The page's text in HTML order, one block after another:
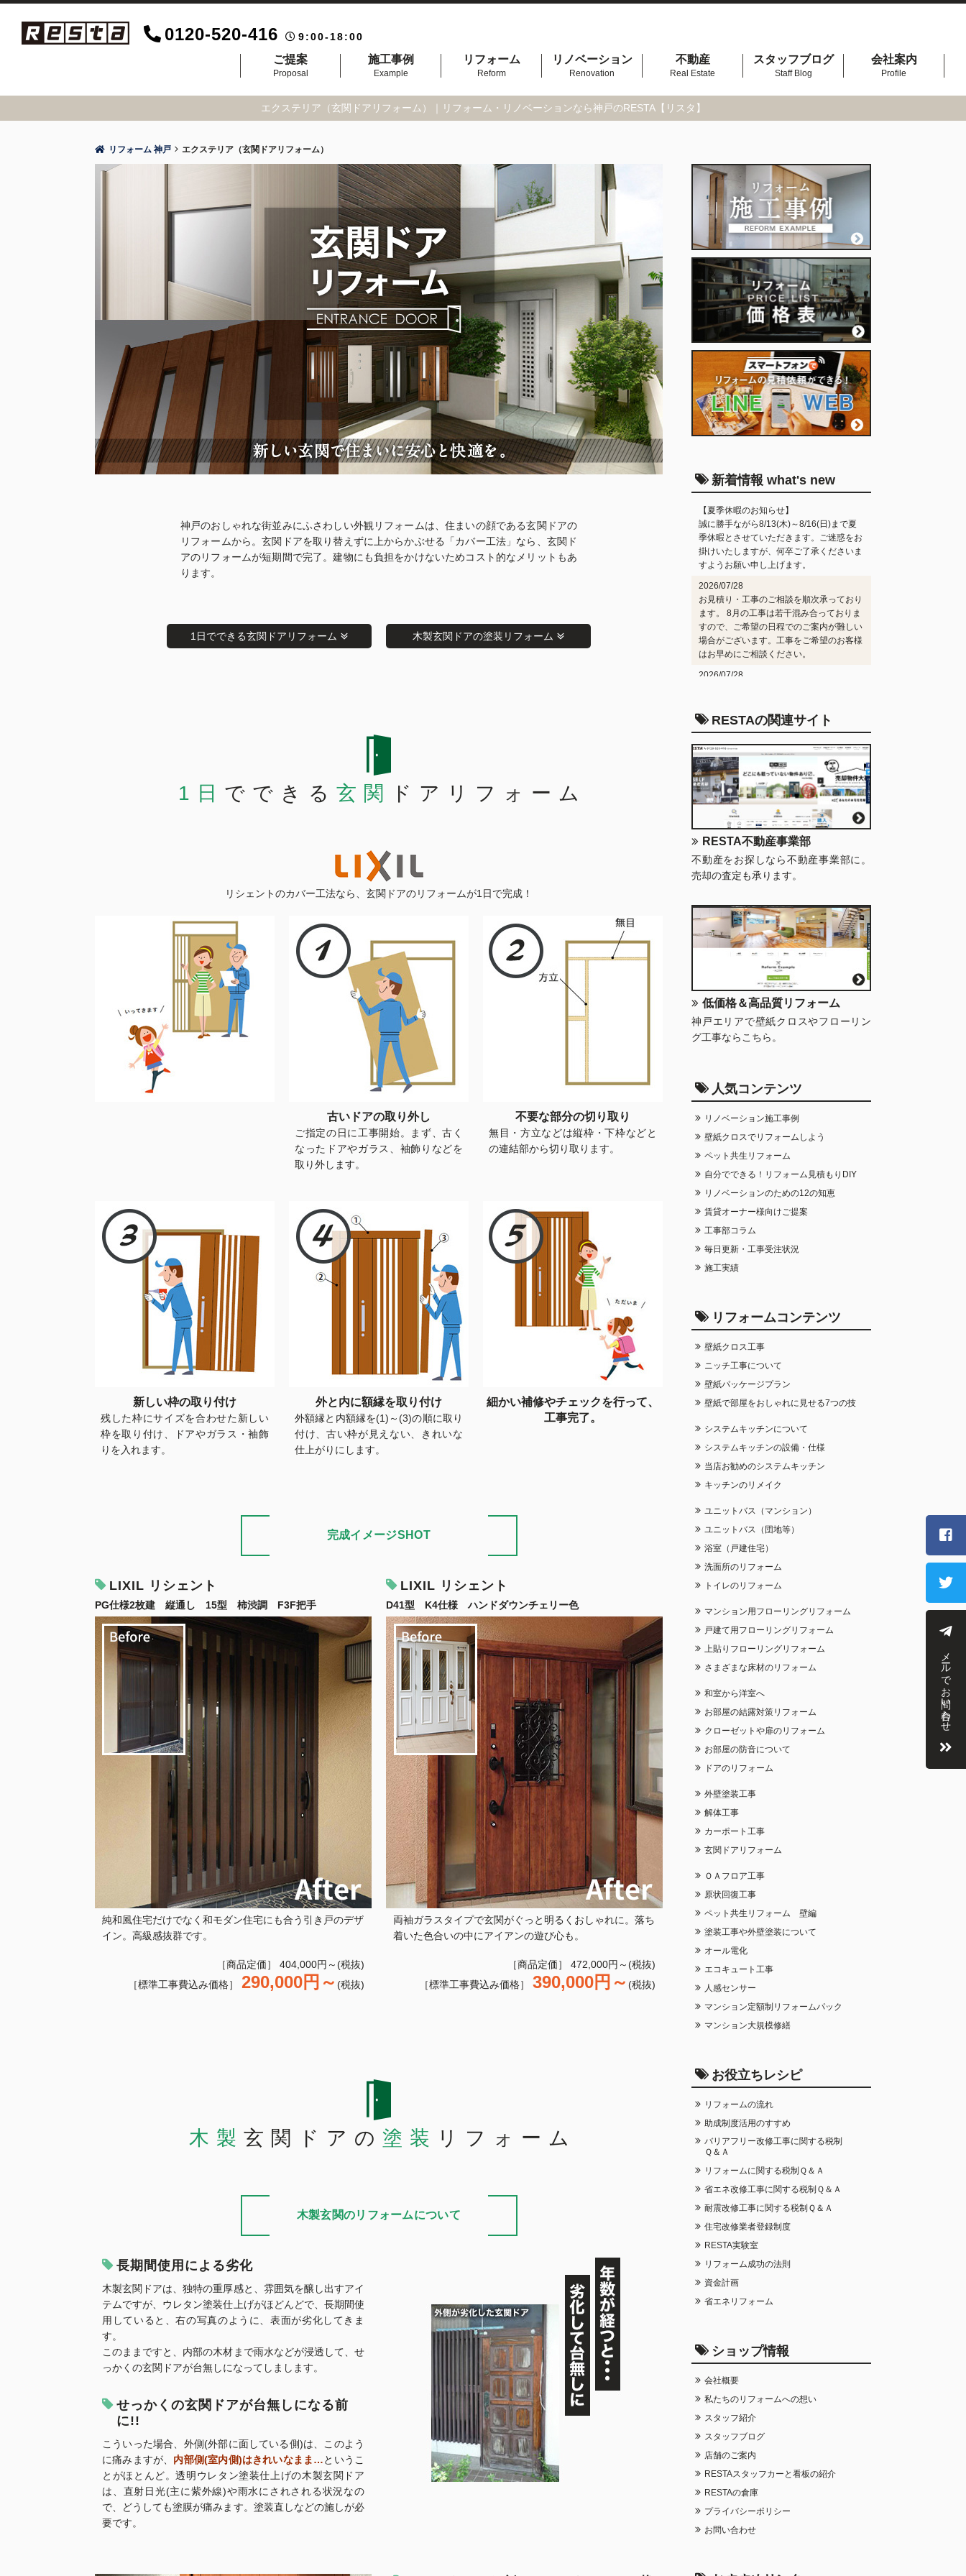
0120-520-416 9:00-18:00
ご提案
Proposal
施工事例
Example
リフォーム
Reform
リノベーション
Renovation
不動産
Real Estate
スタッフブログ
Staff Blog
会社案内
Profile
エクステリア（玄関ドアリフォーム）｜リフォーム・リノベーションなら神戸のRESTA【リスタ】
リフォーム 神戸 エクステリア（玄関ドアリフォーム）
神戸のおしゃれな街並みにふさわしい外観リフォームは、住まいの顔である玄関ドアの
リフォームから。玄関ドアを取り替えずに上からかぶせる「カバー工法」なら、玄関ド
アのリフォームが短期間で完了。建物にも負担をかけないためコスト的なメリットもあ
ります。
1日でできる玄関ドアリフォーム 木製玄関ドアの塗装リフォーム
1日 でできる 玄関 ドアリフォーム
リシェントのカバー工法なら、玄関ドアのリフォームが1日で完成！
古いドアの取り外し
ご指定の日に工事開始。まず、古く
なったドアやガラス、袖飾りなどを
取り外します。
不要な部分の切り取り
無目・方立などは縦枠・下枠などと
の連結部から切り取ります。
新しい枠の取り付け
残した枠にサイズを合わせた新しい
枠を取り付け、ドアやガラス・袖飾
りを入れます。
外と内に額縁を取り付け
外額縁と内額縁を(1)～(3)の順に取り
付け、古い枠が見えない、きれいな
仕上がりにします。
細かい補修やチェックを行って、
工事完了。
完成イメージSHOT
LIXIL リシェント
PG仕様2枚建 縦通し 15型 柿渋調 F3F把手
純和風住宅だけでなく和モダン住宅にも合う引き戸のデザ
イン。高級感抜群です。
［商品定価］ 404,000円～(税抜)
［標準工事費込み価格］ 290,000円～ (税抜)
LIXIL リシェント
D41型 K4仕様 ハンドダウンチェリー色
両袖ガラスタイプで玄関がぐっと明るくおしゃれに。落ち
着いた色合いの中にアイアンの遊び心も。
［商品定価］ 472,000円～(税抜)
［標準工事費込み価格］ 390,000円～ (税抜)
木製 玄関ドアの 塗装 リフォーム
木製玄関のリフォームについて
長期間使用による劣化
木製玄関ドアは、独特の重厚感と、雰囲気を醸し出すアイ
テムですが、ウレタン塗装仕上げがほどんどで、長期間使
用していると、右の写真のように、表面が劣化してきま
す。
このままですと、内部の木材まで雨水などが浸透して、せ
っかくの玄関ドアが台無しになってしまします。
せっかくの玄関ドアが台無しになる前
に!!
こういった場合、外側(外部に面している側)は、このよう
に痛みますが、 内部側(室内側)はきれいなまま…というこ
とがほとんど。透明ウレタン塗装仕上げの木製玄関ドア
は、直射日光(主に紫外線)や雨水にされされる状況なの
で、どうしても塗膜が痛みます。塗装直しなどの施しが必
要です。
新着情報 what's new
【夏季休暇のお知らせ】
誠に勝手ながら8/13(木)～8/16(日)まで夏
季休暇とさせていただきます。ご迷惑をお
掛けいたしますが、何卒ご了承くださいま
すようお願い申し上げます。
2026/07/28
お見積り・工事のご相談を順次承っており
ます。 8月の工事は若干混み合っておりま
すので、ご希望の日程でのご案内が難しい
場合がございます。工事をご希望のお客様
はお早めにご相談ください。
2026/07/28
工事受注状況を更新しました。
2026/06/23
工事受注状況を更新しました。
2026/06/23
施工実績 を更新しました。
2026/05/27
施工実績を更新しました。
RESTAの関連サイト
RESTA不動産事業部
不動産をお探しなら不動産事業部に。
売却の査定も承ります。
低価格＆高品質リフォーム
神戸エリアで壁紙クロスやフローリン
グ工事ならこちら。
人気コンテンツ
リノベーション施工事例
壁紙クロスでリフォームしよう
ペット共生リフォーム
自分でできる！リフォーム見積もりDIY
リノベーションのための12の知恵
賃貸オーナー様向けご提案
工事部コラム
毎日更新・工事受注状況
施工実績
リフォームコンテンツ
壁紙クロス工事
ニッチ工事について
壁紙パッケージプラン
壁紙で部屋をおしゃれに見せる7つの技
システムキッチンについて
システムキッチンの設備・仕様
当店お勧めのシステムキッチン
キッチンのリメイク
ユニットバス（マンション）
ユニットバス（団地等）
浴室（戸建住宅）
洗面所のリフォーム
トイレのリフォーム
マンション用フローリングリフォーム
戸建て用フローリングリフォーム
上貼りフローリングリフォーム
さまざまな床材のリフォーム
和室から洋室へ
お部屋の結露対策リフォーム
クローゼットや扉のリフォーム
お部屋の防音について
ドアのリフォーム
外壁塗装工事
解体工事
カーポート工事
玄関ドアリフォーム
ＯＡフロア工事
原状回復工事
ペット共生リフォーム 壁編
塗装工事や外壁塗装について
オール電化
エコキュート工事
人感センサー
マンション定額制リフォームパック
マンション大規模修繕
お役立ちレシピ
リフォームの流れ
助成制度活用のすすめ
バリアフリー改修工事に関する税制
Ｑ＆Ａ
リフォームに関する税制Ｑ＆Ａ
省エネ改修工事に関する税制Ｑ＆Ａ
耐震改修工事に関する税制Ｑ＆Ａ
住宅改修業者登録制度
RESTA実験室
リフォーム成功の法則
資金計画
省エネリフォーム
ショップ情報
会社概要
私たちのリフォームへの想い
スタッフ紹介
スタッフブログ
店舗のご案内
RESTAスタッフカーと看板の紹介
RESTAの倉庫
プライバシーポリシー
お問い合わせ
メールでお問い合わせ